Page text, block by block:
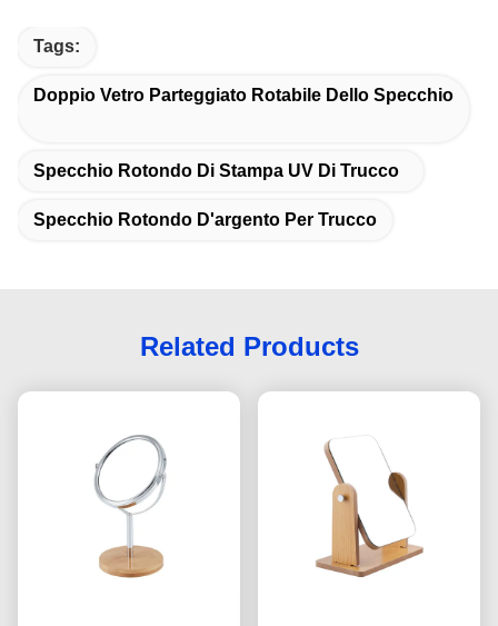
Tags:
Doppio Vetro Parteggiato Rotabile Dello Specchio
Specchio Rotondo Di Stampa UV Di Trucco
Specchio Rotondo D'argento Per Trucco
Related Products